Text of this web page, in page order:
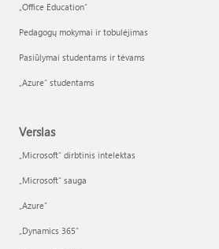
„Office Education“
Pedagogų mokymai ir tobulėjimas
Pasiūlymai studentams ir tėvams
„Azure“ studentams
Verslas
„Microsoft“ dirbtinis intelektas
„Microsoft“ sauga
„Azure”
„Dynamics 365“